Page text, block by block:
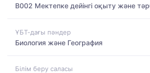
B002 Мектепке дейінгі оқыту және
ҰБТ-дағы пәндер
Биология және География
Білім беру саласы